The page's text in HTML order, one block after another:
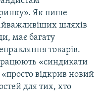
Як пише
шляхів
має багату
товарів.
«синдикати
відкрив новий
для тих, хто